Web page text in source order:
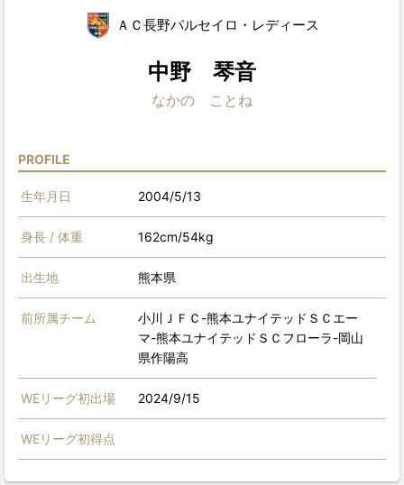
ＡＣ長野パルセイロ・レディース
中野 琴音
なかの ことね
PROFILE
生年月日 2004/5/13
身長 / 体重 162cm/54kg
出生地 熊本県
前所属チーム
小川ＪＦＣ-熊本ユナイテッドＳＣエー
マ-熊本ユナイテッドＳＣフローラ-岡山
県作陽高
WEリーグ初出場 2024/9/15
WEリーグ初得点